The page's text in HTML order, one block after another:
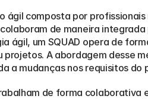
ágil composta por
de maneira
ágil, um SQUAD opera de
A abordagem desse
a mudanças nos requisitos do
de forma